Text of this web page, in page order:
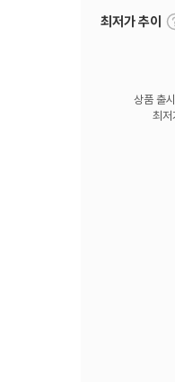
최저가 추이
툴
팁
상품 출
최저